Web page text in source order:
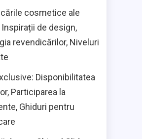
cosmetice ale
de design,
revendicărilor, Niveluri
Disponibilitatea
Participarea la
Ghiduri pentru